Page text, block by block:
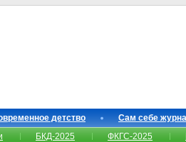
детство Сам себе
БКД-2025 ФКГС-2025